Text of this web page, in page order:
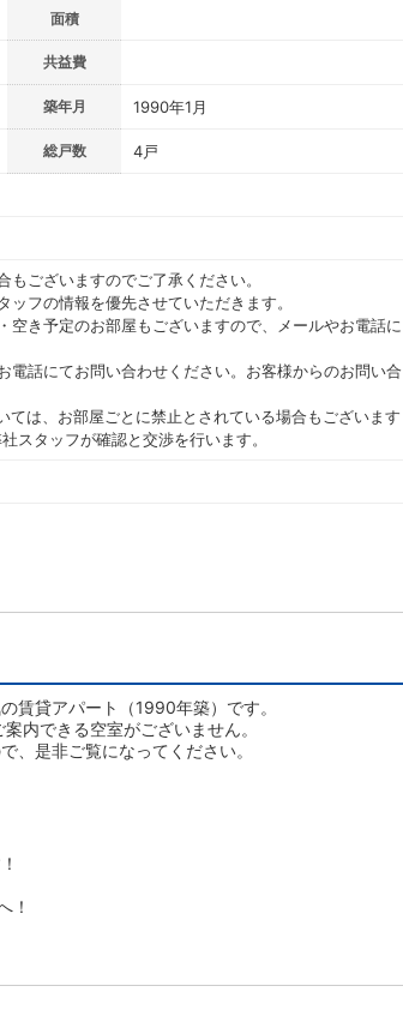
面積
共益費
築年月 1990年1月
総戸数 4戸
ございますのでご了承ください。
フの情報を優先させていただきます。
空き予定のお部屋もございますので、メールやお電話に
電話にてお問い合わせください。お客様からのお問い合
ては、お部屋ごとに禁止とされている場合もございます
スタッフが確認と交渉を行います。
賃貸アパート（1990年築）です。
内できる空室がございません。
、是非ご覧になってください。
！